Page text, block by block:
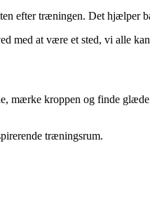
efter træningen. Det hjælper
med at være et sted, vi alle
mærke kroppen og finde
træningsrum.